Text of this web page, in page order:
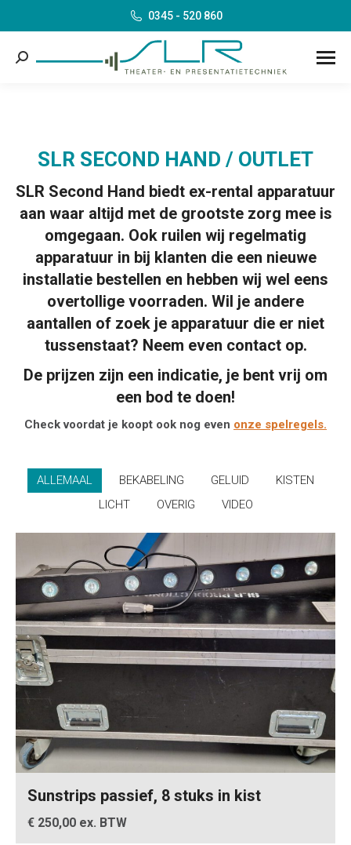
0345 - 520 860
Search:
SLR SECOND HAND / OUTLET
SLR Second Hand biedt ex-rental apparatuur
aan waar altijd met de grootste zorg mee is
omgegaan. Ook ruilen wij regelmatig
apparatuur in bij klanten die een nieuwe
installatie bestellen en hebben wij wel eens
overtollige voorraden. Wil je andere
aantallen of zoek je apparatuur die er niet
tussenstaat? Neem even contact op.
De prijzen zijn een indicatie, je bent vrij om
een bod te doen!
Check voordat je koopt ook nog even onze spelregels.
ALLEMAAL BEKABELING GELUID
KISTEN
LICHT
OVERIG VIDEO
Sunstrips passief, 8 stuks in kist
€ 250,00 ex. BTW